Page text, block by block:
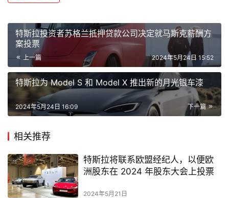
特斯拉投资者苏格兰抵押贷款公司决定就马斯克薪酬方
案投票
上一篇 2024年5月24日 15:52
特斯拉为 Model S 和 Model X 推出新的月光银车漆
下一篇
2024年5月24日 16:09
相关推荐
特斯拉将联系欧盟经纪人，以便欧
洲股东在 2024 年股东大会上投票
2024年5月21日